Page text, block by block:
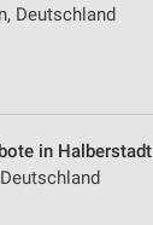
Deutschland
in Halberstadt